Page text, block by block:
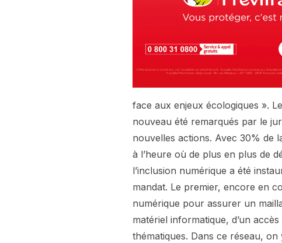
face aux enjeux écologiques ».
nouveau été remarqués par le
nouvelles actions. Avec 30% de
à l’heure où de plus en plus de
l’inclusion numérique a été
mandat. Le premier, encore en
numérique pour assurer un
matériel informatique, d’un
thématiques. Dans ce réseau,